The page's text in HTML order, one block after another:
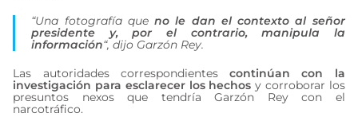
“Una fotografía queno le dan el contexto al señor
presidente y, por el contrario, manipula la
información“, dijo Garzón Rey.
Las autoridades correspondientescontinúan con la
investigación para esclarecer los hechosy corroborar los
presuntos nexos que tendría Garzón Rey con el
narcotráfico.